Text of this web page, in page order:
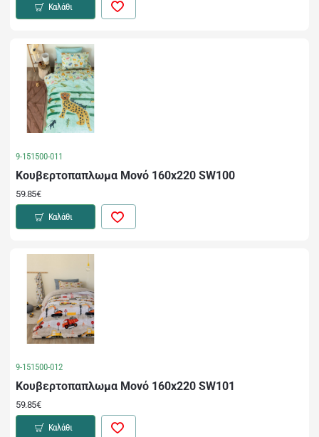
Καλάθι
9-151500-011
Κουβερτοπαπλωμα Μονό 160x220 SW100
59.85€
Καλάθι
9-151500-012
Κουβερτοπαπλωμα Μονό 160x220 SW101
59.85€
Καλάθι